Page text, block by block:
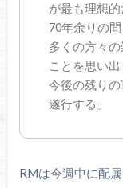
が最も理想的
70年余りの
多くの方々
ことを思い出
今後の残り
遂行する」
RMは今週中に配